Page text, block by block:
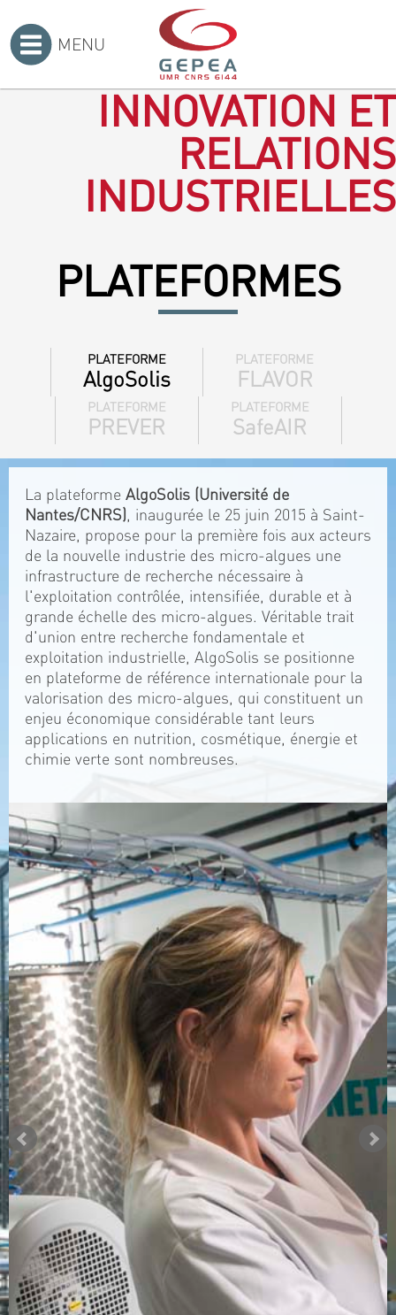
MENU
INNOVATION ET
RELATIONS
INDUSTRIELLES
PLATEFORMES
PLATEFORME
AlgoSolis
PLATEFORME
FLAVOR
PLATEFORME
PREVER
PLATEFORME
SafeAIR
La plateforme AlgoSolis (Université de
Nantes/CNRS), inaugurée le 25 juin 2015 à Saint-
Nazaire, propose pour la première fois aux acteurs
de la nouvelle industrie des micro-algues une
infrastructure de recherche nécessaire à
l'exploitation contrôlée, intensifiée, durable et à
grande échelle des micro-algues. Véritable trait
d'union entre recherche fondamentale et
exploitation industrielle, AlgoSolis se positionne
en plateforme de référence internationale pour la
valorisation des micro-algues, qui constituent un
enjeu économique considérable tant leurs
applications en nutrition, cosmétique, énergie et
chimie verte sont nombreuses.